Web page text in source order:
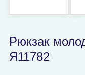
Рюкзак
Я11782